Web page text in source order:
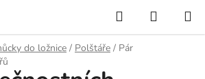
Hledat
KOŠÍK
do ložnice / Polštáře / Pár